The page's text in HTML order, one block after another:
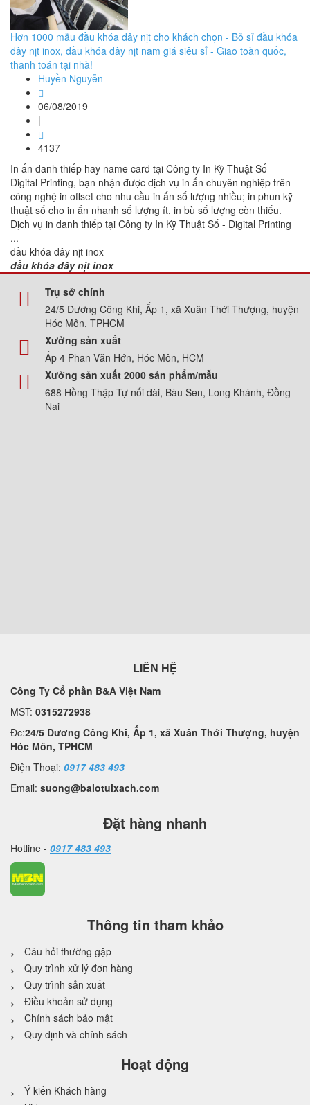
Hơn 1000 mẫu đầu khóa dây nịt cho khách chọn - Bỏ sỉ đầu khóa
dây nịt inox, đầu khóa dây nịt nam giá siêu sỉ - Giao toàn quốc,
thanh toán tại nhà!
Huyền Nguyễn
06/08/2019
|
4137
In ấn danh thiếp hay name card tại Công ty In Kỹ Thuật Số -
Digital Printing, bạn nhận được dịch vụ in ấn chuyên nghiệp trên
công nghệ in offset cho nhu cầu in ấn số lượng nhiều; in phun kỹ
thuật số cho in ấn nhanh số lượng ít, in bù số lượng còn thiếu.
Dịch vụ in danh thiếp tại Công ty In Kỹ Thuật Số - Digital Printing
...
đầu khóa dây nịt inox
đầu khóa dây nịt inox
Trụ sở chính
24/5 Dương Công Khi, Ấp 1, xã Xuân Thới Thượng, huyện
Hóc Môn, TPHCM
Xưởng sản xuất
Ấp 4 Phan Văn Hớn, Hóc Môn, HCM
Xưởng sản xuất 2000 sản phẩm/mẫu
688 Hồng Thập Tự nối dài, Bàu Sen, Long Khánh, Đồng
Nai
LIÊN HỆ
Công Ty Cổ phần B&A Việt Nam
MST: 0315272938
Đc:24/5 Dương Công Khi, Ấp 1, xã Xuân Thới Thượng, huyện
Hóc Môn, TPHCM
Điện Thoại: 0917 483 493
Email: suong@balotuixach.com
Đặt hàng nhanh
Hotline - 0917 483 493
Thông tin tham khảo
Câu hỏi thường gặp
Quy trình xử lý đơn hàng
Quy trình sản xuất
Điều khoản sử dụng
Chính sách bảo mật
Quy định và chính sách
Hoạt động
Ý kiến Khách hàng